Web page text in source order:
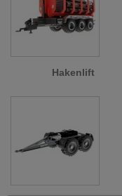
Hakenlift